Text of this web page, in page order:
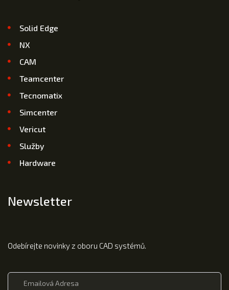
Solid Edge
NX
CAM
Teamcenter
Tecnomatix
Simcenter
Vericut
Služby
Hardware
Newsletter
Odebírejte novinky z oboru CAD systémů.